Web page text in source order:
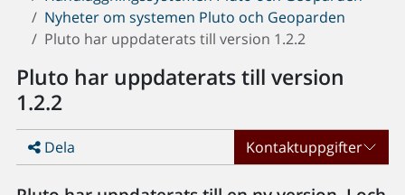
Nyheter om systemen Pluto och Geoparden
Pluto har uppdaterats till version 1.2.2
Pluto har uppdaterats till version
1.2.2
Dela Kontaktuppgifter